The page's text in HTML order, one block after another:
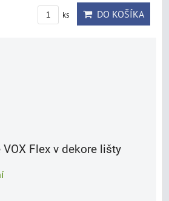
ks DO KOŠÍKA
VOX Flex v dekore lišty